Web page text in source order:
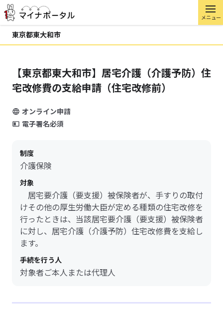
メニュー
東京都東大和市
【東京都東大和市】居宅介護（介護予防）住
宅改修費の支給申請（住宅改修前）
オンライン申請
電子署名必須
制度
介護保険
対象
居宅要介護（要支援）被保険者が、手すりの取付
けその他の厚生労働大臣が定める種類の住宅改修を
行ったときは、当該居宅要介護（要支援）被保険者
に対し、居宅介護（介護予防）住宅改修費を支給し
ます。
手続を行う人
対象者ご本人または代理人